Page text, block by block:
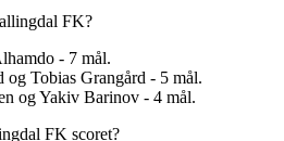
FK?
- 7 mål.
Tobias Grangård - 5 mål.
og Yakiv Barinov - 4 mål.
FK scoret?